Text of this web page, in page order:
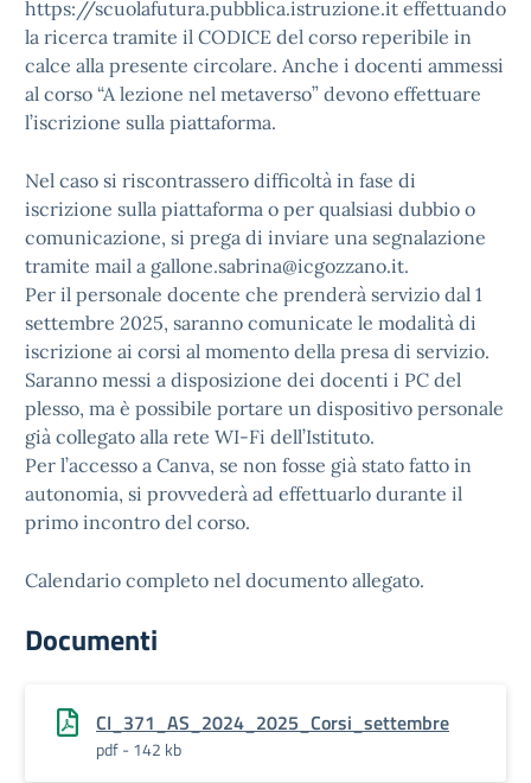
https://scuolafutura.pubblica.istruzione.it effettuando
la ricerca tramite il CODICE del corso reperibile in
calce alla presente circolare. Anche i docenti ammessi
al corso “A lezione nel metaverso” devono effettuare
l’iscrizione sulla piattaforma.
Nel caso si riscontrassero difficoltà in fase di
iscrizione sulla piattaforma o per qualsiasi dubbio o
comunicazione, si prega di inviare una segnalazione
tramite mail a gallone.sabrina@icgozzano.it.
Per il personale docente che prenderà servizio dal 1
settembre 2025, saranno comunicate le modalità di
iscrizione ai corsi al momento della presa di servizio.
Saranno messi a disposizione dei docenti i PC del
plesso, ma è possibile portare un dispositivo personale
già collegato alla rete WI-Fi dell’Istituto.
Per l’accesso a Canva, se non fosse già stato fatto in
autonomia, si provvederà ad effettuarlo durante il
primo incontro del corso.
Calendario completo nel documento allegato.
Documenti
CI_371_AS_2024_2025_Corsi_settembre
pdf - 142 kb